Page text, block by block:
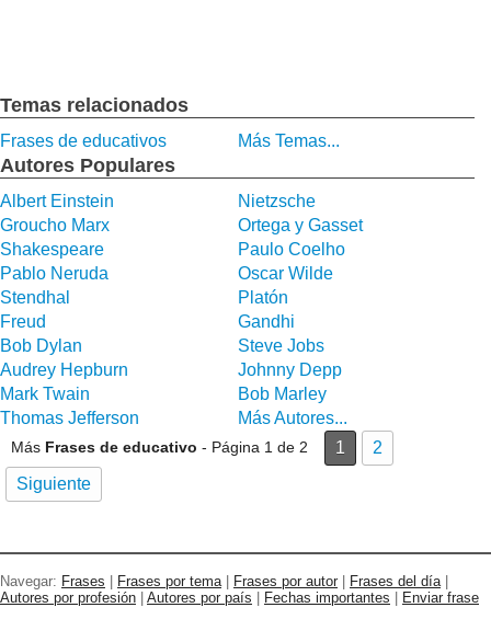
Temas relacionados
Frases de educativos Más Temas...
Autores Populares
Albert Einstein
Nietzsche
Groucho Marx
Ortega y Gasset
Shakespeare
Paulo Coelho
Pablo Neruda
Oscar Wilde
Stendhal
Platón
Freud
Gandhi
Bob Dylan
Steve Jobs
Audrey Hepburn
Johnny Depp
Mark Twain
Bob Marley
Thomas Jefferson
Más Autores...
Más Frases de educativo - Página 1 de 2 1
2
Siguiente
Navegar: Frases Frases por tema| Frases por autor Frases del día|
Autores por profesión
Autores por país Fechas importantes Enviar frase